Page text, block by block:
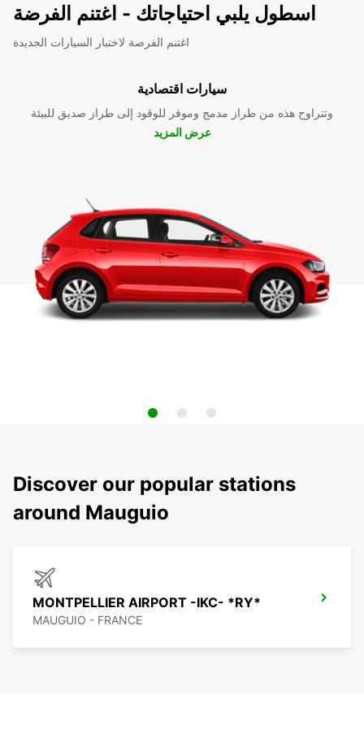
اسطول يلبي احتياجاتك - اغتنم الفرضة
اغتنم الفرصة لاختبار السيارات الجديدة
سيارات اقتصادية
وتتراوح هذه من طراز مدمج وموفر للوقود إلى طراز صديق للبيئة
عرض المزيد
Discover our popular stations
around Mauguio
MONTPELLIER AIRPORT -IKC- *RY*
MAUGUIO - FRANCE